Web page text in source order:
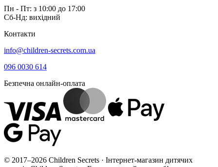
Пн - Пт: з 10:00 до 17:00
Сб-Нд: вихідний
Контакти
info@children-secrets.com.ua
096 0030 614
Безпечна онлайн-оплата
© 2017–2026 Children Secrets · Інтернет-магазин дитячих